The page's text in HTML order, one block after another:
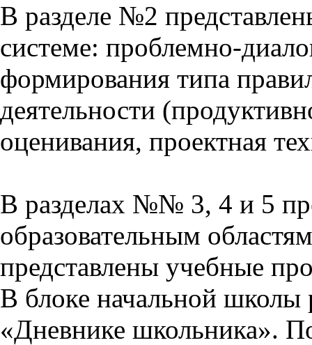
В разделе №2
системе: проблемно-
формирования типа
деятельности
оценивания, проектная
В разделах №№ 3, 4 и 5
образовательным
представлены учебные
В блоке начальной школы
«Дневнике школьника».